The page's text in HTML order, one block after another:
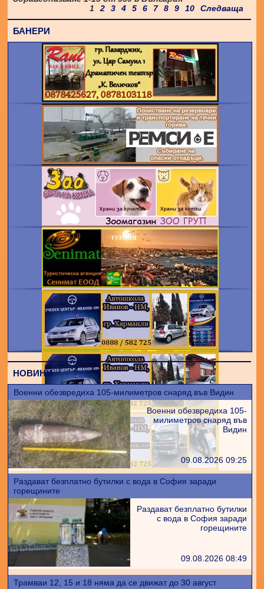
1
2 3 4 5 6 7 8 9 10 Следваща
БАНЕРИ
НОВИНИ
Военни обезвредиха 105-милиметров снаряд във Видин
Военни обезвредиха 105-
милиметров снаряд във
Видин
09.08.2026 09:25
Раздават безплатно бутилки с вода в София заради
горещините
Раздават безплатно бутилки
с вода в София заради
горещините
09.08.2026 08:49
Трамваи 12, 15 и 18 няма да се движат до 30 август